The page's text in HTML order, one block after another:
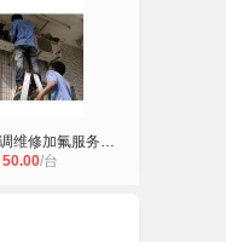
西城区**空调维修加氟服务电话
50.00/台